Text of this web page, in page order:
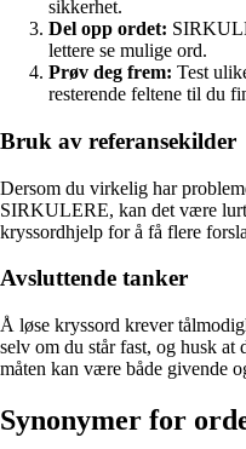
sikkerhet.
Del opp ordet:
lettere se mulige ord.
Prøv deg frem: Test
resterende feltene til du
Bruk av referansekilder
Dersom du virkelig har
SIRKULERE, kan det være
kryssordhjelp for å få flere
Avsluttende tanker
Å løse kryssord krever
selv om du står fast, og husk at
måten kan være både givende
Synonymer for